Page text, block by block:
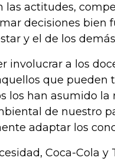
las actitudes,
decisiones bien
y el de los
involucrar a los
que pueden
los han asumido
de nuestro
adaptar los
Coca-Cola y